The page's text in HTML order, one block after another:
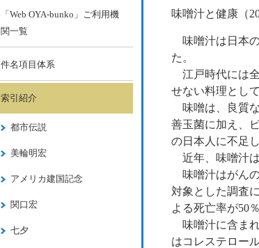
味噌汁と健康（
味噌汁は日本
た。
江戸時代には
せない料理とし
味噌は、良質
善玉菌に加え、
の日本人に不足
近年、味噌汁は
味噌汁はがん
対象とした調査
よる死亡率が50
味噌汁に含ま
はコレステロー
「Web OYA-bunko」ご利用機
関一覧
件名項目体系
索引紹介
都市伝説
美輪明宏
アメリカ建国記念
関口宏
七夕